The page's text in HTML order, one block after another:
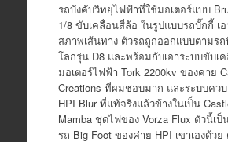
รถบังคับวิทยุไฟฟ้าที่ใช้มอเตอร์แบบ
1/8 ขับเคลื่อนสี่ล้อ ในรูปแบบรถบั๊กกี้ เ
สภาพเส้นทาง ตัวรถถูกออกแบบตามร
โลกรุ่น D8 และพร้อมกับเอาระบบขับเ
มอเตอร์ไฟฟ้า Tork 2200kv ของค่าย
Creations ที่ผมชอบมาก และระบบคว
HPI Blur ที่แท้จริงแล้วข้างในเป็น
Mamba ชุดไฟของ Vorza Flux ตัวนี้เป็
รถ Big Foot ของค่าย HPI เขาเองด้ว